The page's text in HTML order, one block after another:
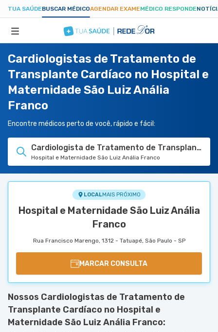
TUA SAÚDEBUSCAR MÉDICOAGENDAR EXAMEMÉDICO RESPONDE
ESPECIALIDADES
HOSPITAIS
TUASAUDE.COM
Cardiologistas de Tratamento de
Transplante Cardíaco no Hospital e
Maternidade São Luiz Anália
Franco
Encontre médicos perto de você, rápido e fácil:
Cardiologista de Tratamento de Transplante
Hospital e Maternidade São Luiz Anália Franco
LOCALMAIS PRÓXIMO
Hospital e Maternidade São Luiz Anália
Franco
Rua Francisco Marengo, 1312 - Tatuapé, São Paulo - SP
MARCAR CONSULTA
Nossos Cardiologistas de Tratamento de
Transplante Cardíaco no Hospital e
Maternidade São Luiz Anália Franco: